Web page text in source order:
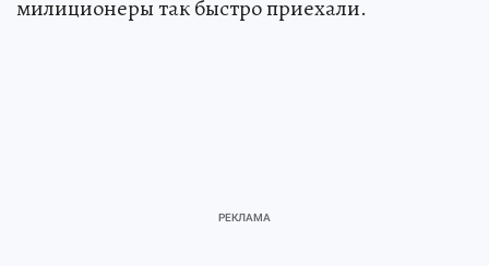
милиционеры так быстро приехали.